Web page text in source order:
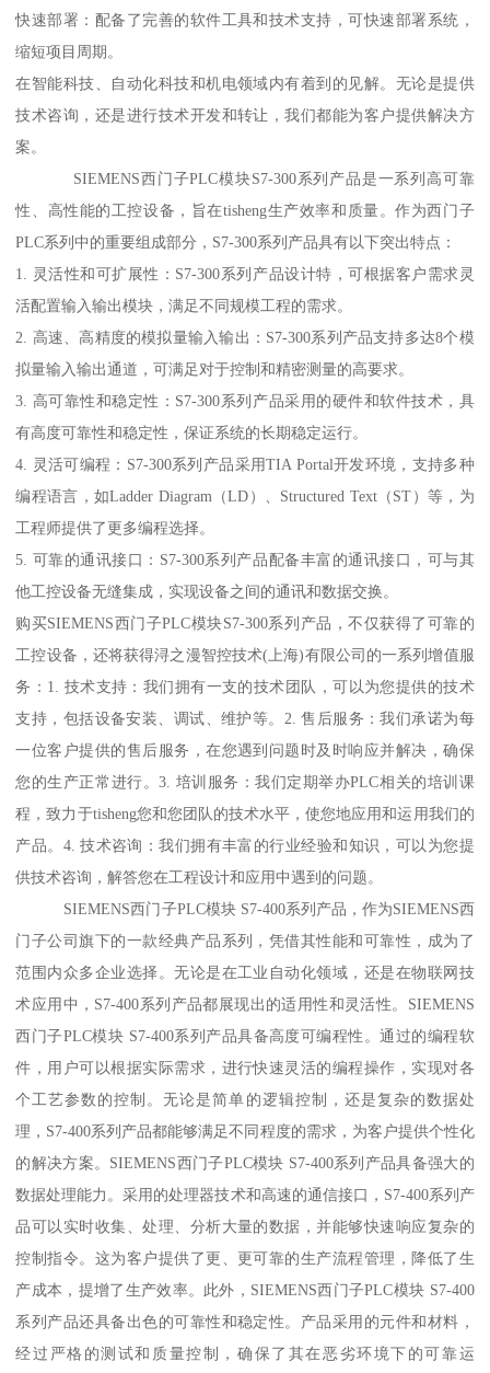
快速部署：配备了完善的软件工具和技术支持，可快速部署系统，
缩短项目周期。
在智能科技、自动化科技和机电领域内有着到的见解。无论是提供
技术咨询，还是进行技术开发和转让，我们都能为客户提供解决方
案。
SIEMENS西门子PLC模块S7-300系列产品是一系列高可靠
性、高性能的工控设备，旨在tisheng生产效率和质量。作为西门子
PLC系列中的重要组成部分，S7-300系列产品具有以下突出特点：
1. 灵活性和可扩展性：S7-300系列产品设计特，可根据客户需求灵
活配置输入输出模块，满足不同规模工程的需求。
2. 高速、高精度的模拟量输入输出：S7-300系列产品支持多达8个模
拟量输入输出通道，可满足对于控制和精密测量的高要求。
3. 高可靠性和稳定性：S7-300系列产品采用的硬件和软件技术，具
有高度可靠性和稳定性，保证系统的长期稳定运行。
4. 灵活可编程：S7-300系列产品采用TIA Portal开发环境，支持多种
编程语言，如Ladder Diagram（LD）、Structured Text（ST）等，为
工程师提供了更多编程选择。
5. 可靠的通讯接口：S7-300系列产品配备丰富的通讯接口，可与其
他工控设备无缝集成，实现设备之间的通讯和数据交换。
购买SIEMENS西门子PLC模块S7-300系列产品，不仅获得了可靠的
工控设备，还将获得浔之漫智控技术(上海)有限公司的一系列增值服
务：1. 技术支持：我们拥有一支的技术团队，可以为您提供的技术
支持，包括设备安装、调试、维护等。2. 售后服务：我们承诺为每
一位客户提供的售后服务，在您遇到问题时及时响应并解决，确保
您的生产正常进行。3. 培训服务：我们定期举办PLC相关的培训课
程，致力于tisheng您和您团队的技术水平，使您地应用和运用我们的
产品。4. 技术咨询：我们拥有丰富的行业经验和知识，可以为您提
供技术咨询，解答您在工程设计和应用中遇到的问题。
SIEMENS西门子PLC模块 S7-400系列产品，作为SIEMENS西
门子公司旗下的一款经典产品系列，凭借其性能和可靠性，成为了
范围内众多企业选择。无论是在工业自动化领域，还是在物联网技
术应用中，S7-400系列产品都展现出的适用性和灵活性。SIEMENS
西门子PLC模块 S7-400系列产品具备高度可编程性。通过的编程软
件，用户可以根据实际需求，进行快速灵活的编程操作，实现对各
个工艺参数的控制。无论是简单的逻辑控制，还是复杂的数据处
理，S7-400系列产品都能够满足不同程度的需求，为客户提供个性化
的解决方案。SIEMENS西门子PLC模块 S7-400系列产品具备强大的
数据处理能力。采用的处理器技术和高速的通信接口，S7-400系列产
品可以实时收集、处理、分析大量的数据，并能够快速响应复杂的
控制指令。这为客户提供了更、更可靠的生产流程管理，降低了生
产成本，提增了生产效率。此外，SIEMENS西门子PLC模块 S7-400
系列产品还具备出色的可靠性和稳定性。产品采用的元件和材料，
经过严格的测试和质量控制，确保了其在恶劣环境下的可靠运